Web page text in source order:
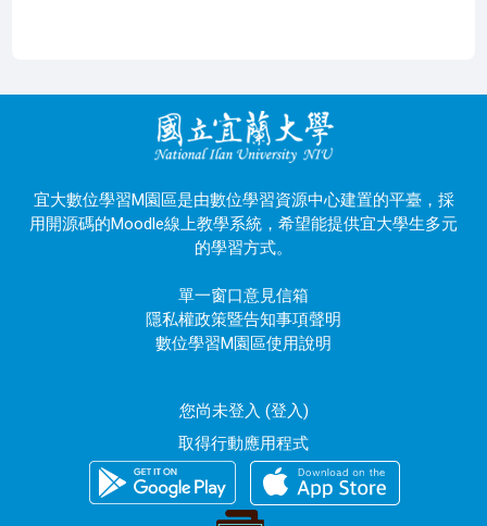
宜大數位學習M園區是由數位學習資源中心建置的平臺，採
用開源碼的Moodle線上教學系統，希望能提供宜大學生多元
的學習方式。
單一窗口意見信箱
隱私權政策暨告知事項聲明
數位學習M園區使用說明
您尚未登入 (登入)
取得行動應用程式